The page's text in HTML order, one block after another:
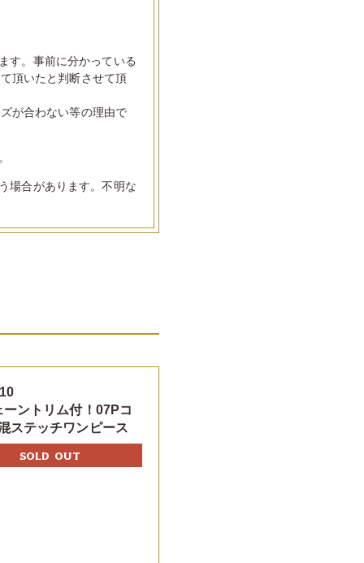
す。事前に分かっている
頂いたと判断させて頂
が合わない等の理由で
場合があります。不明な
ントリム付！07Pコ
ステッチワンピース
SOLD OUT